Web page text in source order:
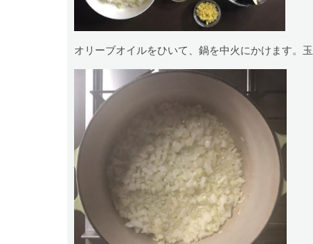
オリーブオイルをひいて、鍋を中火にかけます。